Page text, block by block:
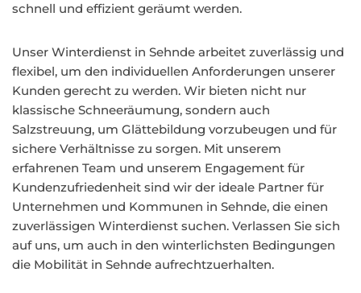
schnell und effizient geräumt werden.
Unser Winterdienst in Sehnde arbeitet zuverlässig und
flexibel, um den individuellen Anforderungen unserer
Kunden gerecht zu werden. Wir bieten nicht nur
klassische Schneeräumung, sondern auch
Salzstreuung, um Glättebildung vorzubeugen und für
sichere Verhältnisse zu sorgen. Mit unserem
erfahrenen Team und unserem Engagement für
Kundenzufriedenheit sind wir der ideale Partner für
Unternehmen und Kommunen in Sehnde, die einen
zuverlässigen Winterdienst suchen. Verlassen Sie sich
auf uns, um auch in den winterlichsten Bedingungen
die Mobilität in Sehnde aufrechtzuerhalten.